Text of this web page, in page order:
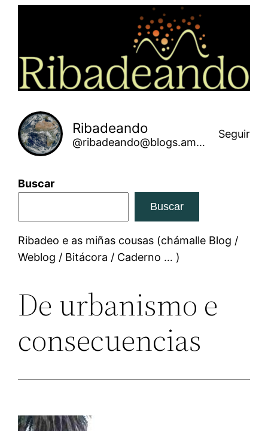
Ribadeando
@ribadeando@blogs.amarinha.gal
Seguir
Buscar
Buscar
Ribadeo e as miñas cousas (chámalle Blog /
Weblog / Bitácora / Caderno … )
De urbanismo e
consecuencias